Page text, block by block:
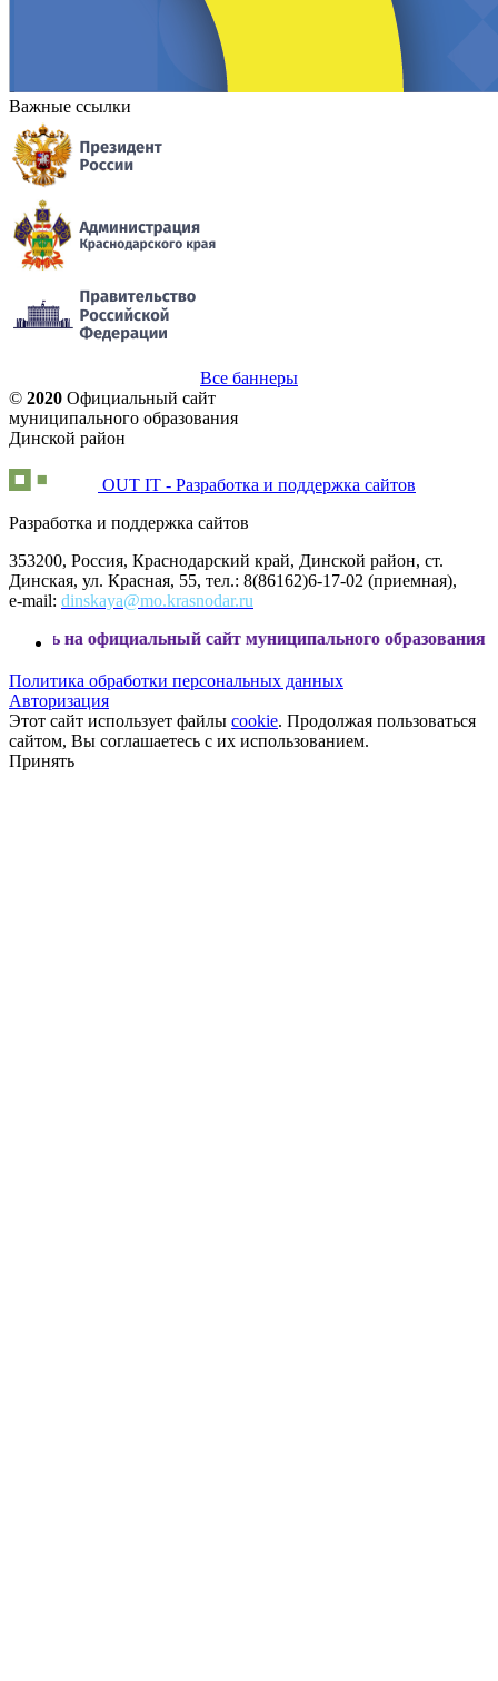
Важные ссылки
Все баннеры
© 2020 Официальный сайт
муниципального образования
Динской район
OUT IT - Разработка и поддержка сайтов
Разработка и поддержка сайтов
353200, Россия, Краснодарский край, Динской район, ст.
Динская, ул. Красная, 55, тел.: 8(86162)6-17-02 (приемная),
e-mail: dinskaya@mo.krasnodar.ru
сайт муниципального образования Динской
Политика обработки персональных данных
Авторизация
Этот сайт использует файлы cookie. Продолжая пользоваться
сайтом, Вы соглашаетесь с их использованием.
Принять